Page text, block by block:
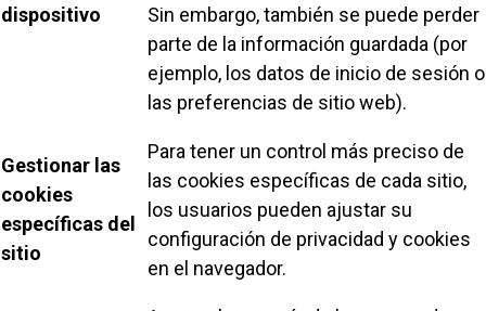
dispositivo
Sin embargo, también se puede perder
parte de la información guardada (por
ejemplo, los datos de inicio de sesión o
las preferencias de sitio web).
Gestionar las
cookies
específicas del
sitio
Para tener un control más preciso de
las cookies específicas de cada sitio,
los usuarios pueden ajustar su
configuración de privacidad y cookies
en el navegador.